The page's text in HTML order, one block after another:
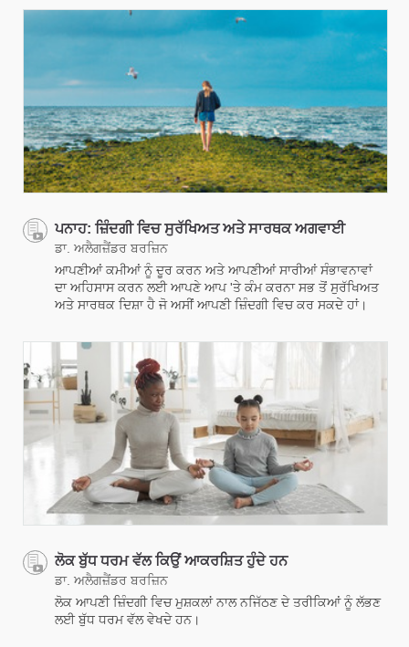
ਪਨਾਹ: ਜ਼ਿੰਦਗੀ ਵਿਚ ਸੁਰੱਖਿਅਤ ਅਤੇ ਸਾਰਥਕ ਅਗਵਾਈ
ਡਾ. ਅਲੈਗਜ਼ੈਂਡਰ ਬਰਜ਼ਿਨ
ਆਪਣੀਆਂ ਕਮੀਆਂ ਨੂੰ ਦੂਰ ਕਰਨ ਅਤੇ ਆਪਣੀਆਂ ਸਾਰੀਆਂ ਸੰਭਾਵਨਾਵਾਂ
ਦਾ ਅਹਿਸਾਸ ਕਰਨ ਲਈ ਆਪਣੇ ਆਪ 'ਤੇ ਕੰਮ ਕਰਨਾ ਸਭ ਤੋਂ ਸੁਰੱਖਿਅਤ
ਅਤੇ ਸਾਰਥਕ ਦਿਸ਼ਾ ਹੈ ਜੋ ਅਸੀਂ ਆਪਣੀ ਜ਼ਿੰਦਗੀ ਵਿਚ ਕਰ ਸਕਦੇ ਹਾਂ।
ਲੋਕ ਬੁੱਧ ਧਰਮ ਵੱਲ ਕਿਉਂ ਆਕਰਸ਼ਿਤ ਹੁੰਦੇ ਹਨ
ਡਾ. ਅਲੈਗਜ਼ੈਂਡਰ ਬਰਜ਼ਿਨ
ਲੋਕ ਆਪਣੀ ਜ਼ਿੰਦਗੀ ਵਿਚ ਮੁਸ਼ਕਲਾਂ ਨਾਲ ਨਜਿੱਠਣ ਦੇ ਤਰੀਕਿਆਂ ਨੂੰ ਲੱਭਣ
ਲਈ ਬੁੱਧ ਧਰਮ ਵੱਲ ਵੇਖਦੇ ਹਨ।